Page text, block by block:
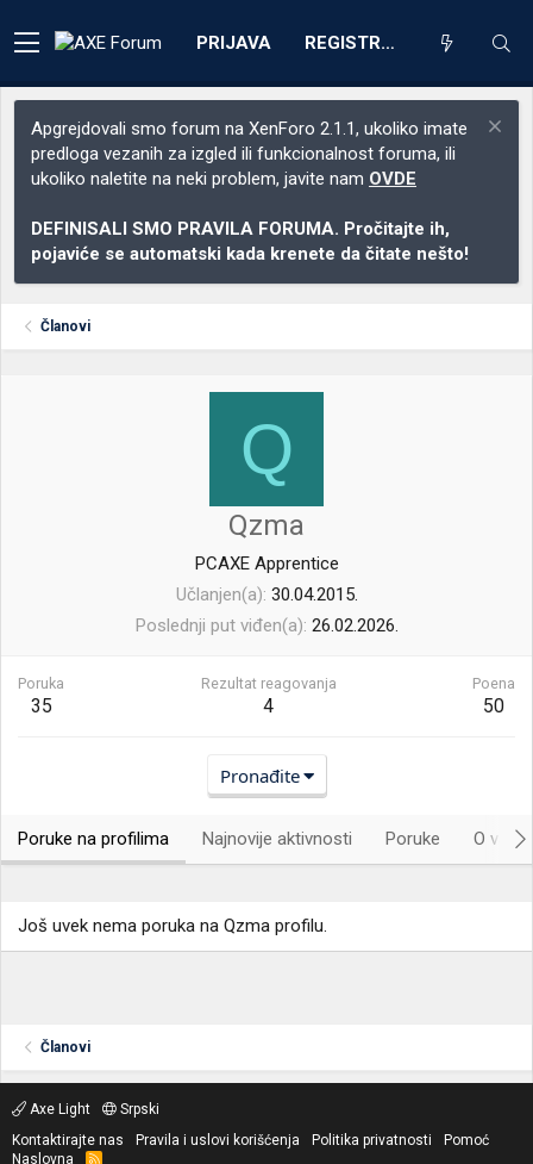
PRIJAVA REGISTRACIJA
Apgrejdovali smo forum na XenForo 2.1.1, ukoliko imate
predloga vezanih za izgled ili funkcionalnost foruma, ili
ukoliko naletite na neki problem, javite nam OVDE
DEFINISALI SMO PRAVILA FORUMA. Pročitajte ih,
pojaviće se automatski kada krenete da čitate nešto!
Članovi
Q
Qzma
PCAXE Apprentice
Učlanjen(a) 30.04.2015.
Poslednji put viđen(a) 26.02.2026.
Poruka
35
Rezultat reagovanja
4
Poena
50
Pronađite
Poruke na profilima Najnovije aktivnosti Poruke O
Još uvek nema poruka na Qzma profilu.
Članovi
Axe Light
Srpski
Kontaktirajte nas
Pravila i uslovi korišćenja Politika privatnosti
Pomoć
Naslovna
R